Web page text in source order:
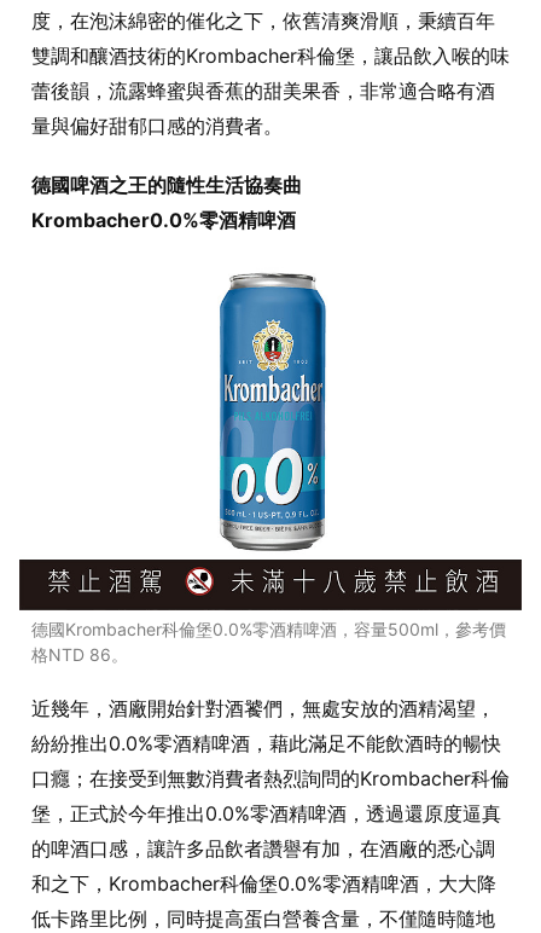
度，在泡沫綿密的催化之下，依舊清爽滑順，秉續百年
雙調和釀酒技術的Krombacher科倫堡，讓品飲入喉的味
蕾後韻，流露蜂蜜與香蕉的甜美果香，非常適合略有酒
量與偏好甜郁口感的消費者。
德國啤酒之王的隨性生活協奏曲
Krombacher0.0%零酒精啤酒
德國Krombacher科倫堡0.0%零酒精啤酒，容量500ml，參考價
格NTD 86。
近幾年，酒廠開始針對酒饕們，無處安放的酒精渴望，
紛紛推出0.0%零酒精啤酒，藉此滿足不能飲酒時的暢快
口癮；在接受到無數消費者熱烈詢問的Krombacher科倫
堡，正式於今年推出0.0%零酒精啤酒，透過還原度逼真
的啤酒口感，讓許多品飲者讚譽有加，在酒廠的悉心調
和之下，Krombacher科倫堡0.0%零酒精啤酒，大大降
低卡路里比例，同時提高蛋白營養含量，不僅隨時隨地